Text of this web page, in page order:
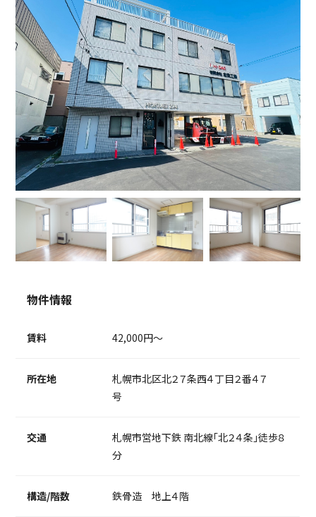
物件情報
賃料 42,000円～
所在地
札幌市北区北２７条西４丁目２番４７
号
交通
札幌市営地下鉄 南北線「北２４条」徒歩８
分
構造/階数 鉄骨造 地上４階